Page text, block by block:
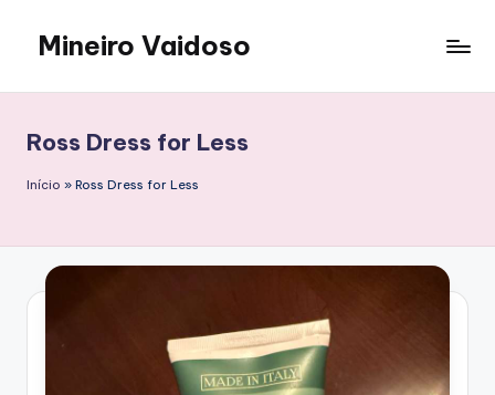
Saltar
contenido
Mineiro Vaidoso
Autocuidado
e
Resenhas
Ross Dress for Less
Início » Ross Dress for Less